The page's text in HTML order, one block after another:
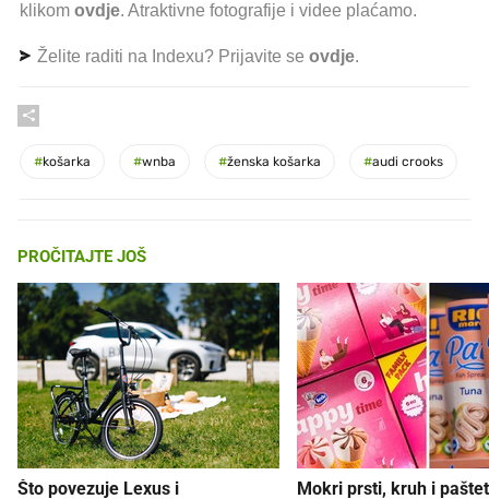
klikom ovdje. Atraktivne fotografije i videe plaćamo.
Želite raditi na Indexu? Prijavite se ovdje.
#košarka #wnba #ženska košarka #audi crooks
PROČITAJTE JOŠ
Što povezuje Lexus i
Mokri prsti, kruh i